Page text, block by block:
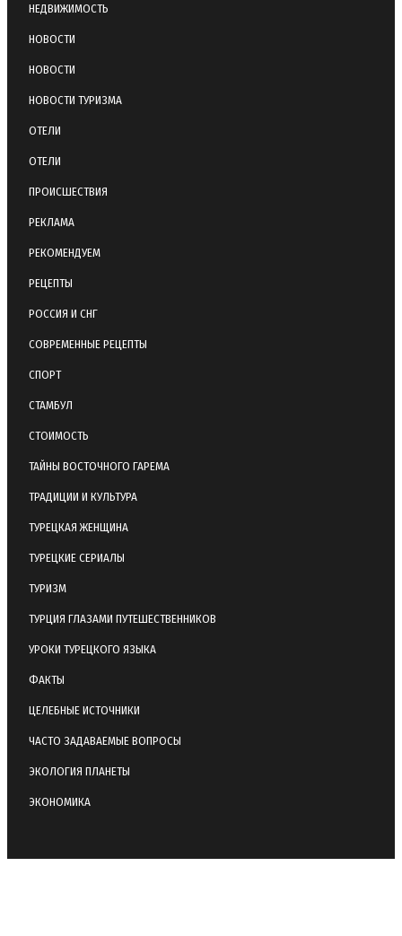
НЕДВИЖИМОСТЬ
НОВОСТИ
НОВОСТИ
НОВОСТИ ТУРИЗМА
ОТЕЛИ
ОТЕЛИ
ПРОИСШЕСТВИЯ
РЕКЛАМА
РЕКОМЕНДУЕМ
РЕЦЕПТЫ
РОССИЯ И СНГ
СОВРЕМЕННЫЕ РЕЦЕПТЫ
СПОРТ
СТАМБУЛ
СТОИМОСТЬ
ТАЙНЫ ВОСТОЧНОГО ГАРЕМА
ТРАДИЦИИ И КУЛЬТУРА
ТУРЕЦКАЯ ЖЕНЩИНА
ТУРЕЦКИЕ СЕРИАЛЫ
ТУРИЗМ
ТУРЦИЯ ГЛАЗАМИ ПУТЕШЕСТВЕННИКОВ
УРОКИ ТУРЕЦКОГО ЯЗЫКА
ФАКТЫ
ЦЕЛЕБНЫЕ ИСТОЧНИКИ
ЧАСТО ЗАДАВАЕМЫЕ ВОПРОСЫ
ЭКОЛОГИЯ ПЛАНЕТЫ
ЭКОНОМИКА